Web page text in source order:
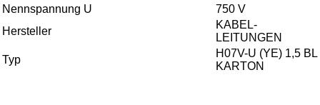
Nennspannung U
750 V
Hersteller
KABEL-
LEITUNGEN
Typ
H07V-U (YE) 1,5 BL
KARTON